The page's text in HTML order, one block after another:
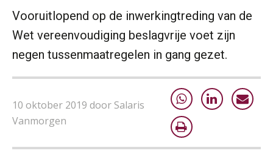
Vooruitlopend op de inwerkingtreding van de
Wet vereenvoudiging beslagvrije voet zijn
negen tussenmaatregelen in gang gezet.
10 oktober 2019 door Salaris
Vanmorgen
AUG
MOCuitgevers
25
AUG
MOCuitgevers
25
AUG
Summercourse: Een mindset die kansen ziet en vertrouwen geeft
MOCuitgevers
25
Summercourse: Kiezen wat bij je past, loslaten wat je niet verder helpt